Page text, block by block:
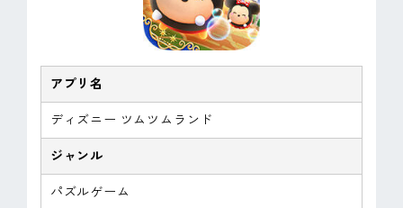
アプリ名
ディズニー ツムツムランド
ジャンル
パズルゲーム